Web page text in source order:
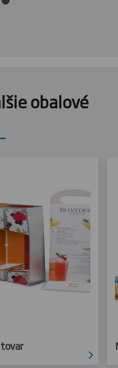
obalové